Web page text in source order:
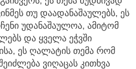
თუ დაადანაშაულებს, ეს
უდანაშაულოა, ამიტომ
და ყველა ეჭვში
ეს ღალატის თემა რომ
ვიღაცას კითხვა